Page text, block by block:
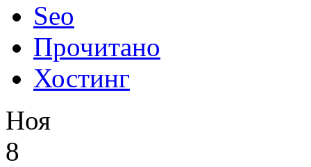
Seo
Прочитано
Хостинг
Ноя
8